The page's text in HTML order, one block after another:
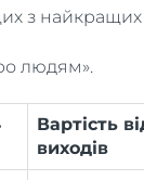
з
людям».
Вартість
виходів